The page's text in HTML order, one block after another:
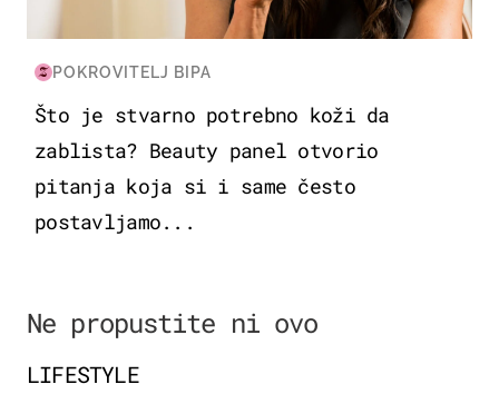
POKROVITELJ BIPA
Što je stvarno potrebno koži da
zablista? Beauty panel otvorio
pitanja koja si i same često
postavljamo...
Ne propustite ni ovo
LIFESTYLE